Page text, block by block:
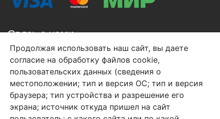
Связь с нами
+7 (495) 933-38-08
info@arben-textile.ru- оптовые продажи
Продолжая использовать наш сайт, вы даете
согласие на обработку файлов cookie,
пользовательских данных (сведения о
местоположении; тип и версия ОС; тип и версия
браузера; тип устройства и разрешение его
экрана; источник откуда пришел на сайт